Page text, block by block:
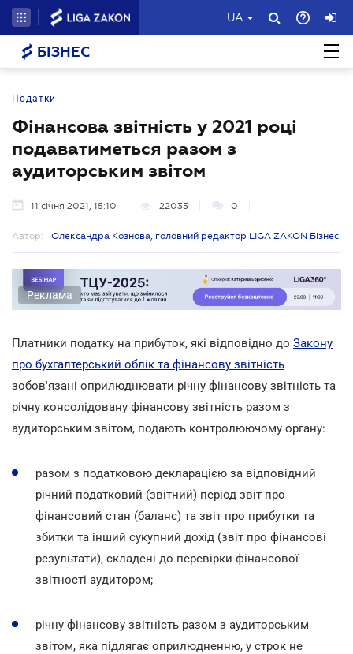
UA
БІЗНЕС
Податки
Фінансова звітність у 2021 році
подаватиметься разом з
аудиторським звітом
11 січня 2021, 15:10 22035 0
Автор: Олександра Кознова, головний редактор LIGA ZAKON Бізнес
Реклама
Платники податку на прибуток, які відповідно до Закону
про бухгалтерський облік та фінансову звітність
зобов'язані оприлюднювати річну фінансову звітність та
річну консолідовану фінансову звітність разом з
аудиторським звітом, подають контролюючому органу:
разом з податковою декларацією за відповідний
річний податковий (звітний) період звіт про
фінансовий стан (баланс) та звіт про прибутки та
збитки та інший сукупний дохід (звіт про фінансові
результати), складені до перевірки фінансової
звітності аудитором;
річну фінансову звітність разом з аудиторським
звітом, яка підлягає оприлюдненню, у строк не